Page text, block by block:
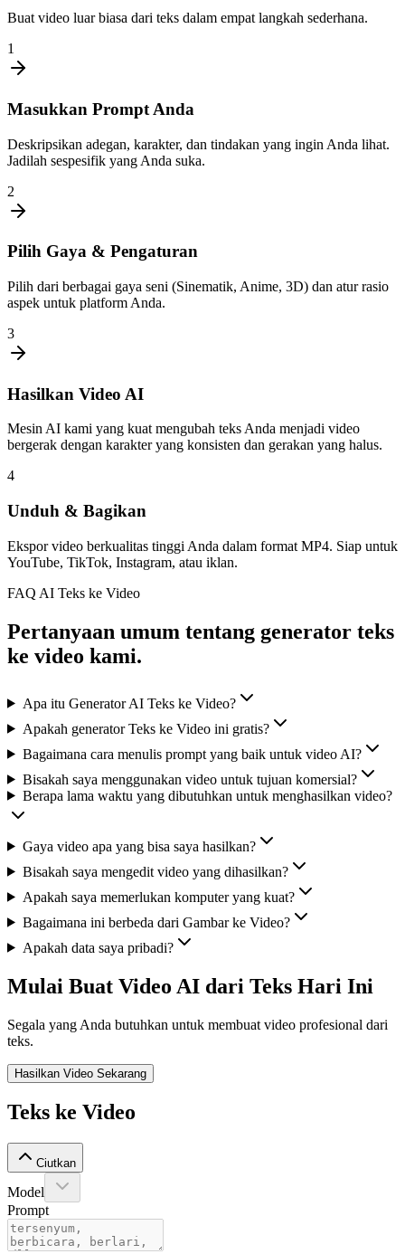
Buat video luar biasa dari teks dalam empat langkah sederhana.
1
Masukkan Prompt Anda
Deskripsikan adegan, karakter, dan tindakan yang ingin Anda lihat.
Jadilah sespesifik yang Anda suka.
2
Pilih Gaya & Pengaturan
Pilih dari berbagai gaya seni (Sinematik, Anime, 3D) dan atur rasio
aspek untuk platform Anda.
3
Hasilkan Video AI
Mesin AI kami yang kuat mengubah teks Anda menjadi video
bergerak dengan karakter yang konsisten dan gerakan yang halus.
4
Unduh & Bagikan
Ekspor video berkualitas tinggi Anda dalam format MP4. Siap untuk
YouTube, TikTok, Instagram, atau iklan.
FAQ AI Teks ke Video
Pertanyaan umum tentang generator teks
ke video kami.
Apa itu Generator AI Teks ke Video?
Apakah generator Teks ke Video ini gratis?
Bagaimana cara menulis prompt yang baik untuk video AI?
Bisakah saya menggunakan video untuk tujuan komersial?
Berapa lama waktu yang dibutuhkan untuk menghasilkan video?
Gaya video apa yang bisa saya hasilkan?
Bisakah saya mengedit video yang dihasilkan?
Apakah saya memerlukan komputer yang kuat?
Bagaimana ini berbeda dari Gambar ke Video?
Apakah data saya pribadi?
Mulai Buat Video AI dari Teks Hari Ini
Segala yang Anda butuhkan untuk membuat video profesional dari
teks.
Hasilkan Video Sekarang
Teks ke Video
Ciutkan
Model
Prompt